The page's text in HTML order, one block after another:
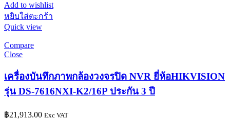
Add to wishlist
หยิบใส่ตะกร้า
Quick view
Compare
Close
เครื่องบันทึกภาพกล้องวงจรปิด NVR ยี่ห้อHIKVISION
รุ่น DS-7616NXI-K2/16P ประกัน 3 ปี
฿21,913.00 Exc VAT